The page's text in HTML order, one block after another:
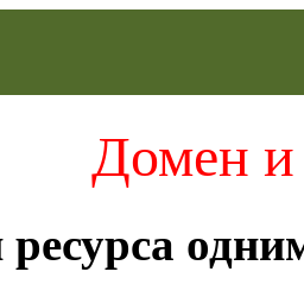
Домен и
ресурса